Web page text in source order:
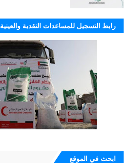
رابط التسجيل للمساعدات النقدية والعينية
ابحث في الموقع